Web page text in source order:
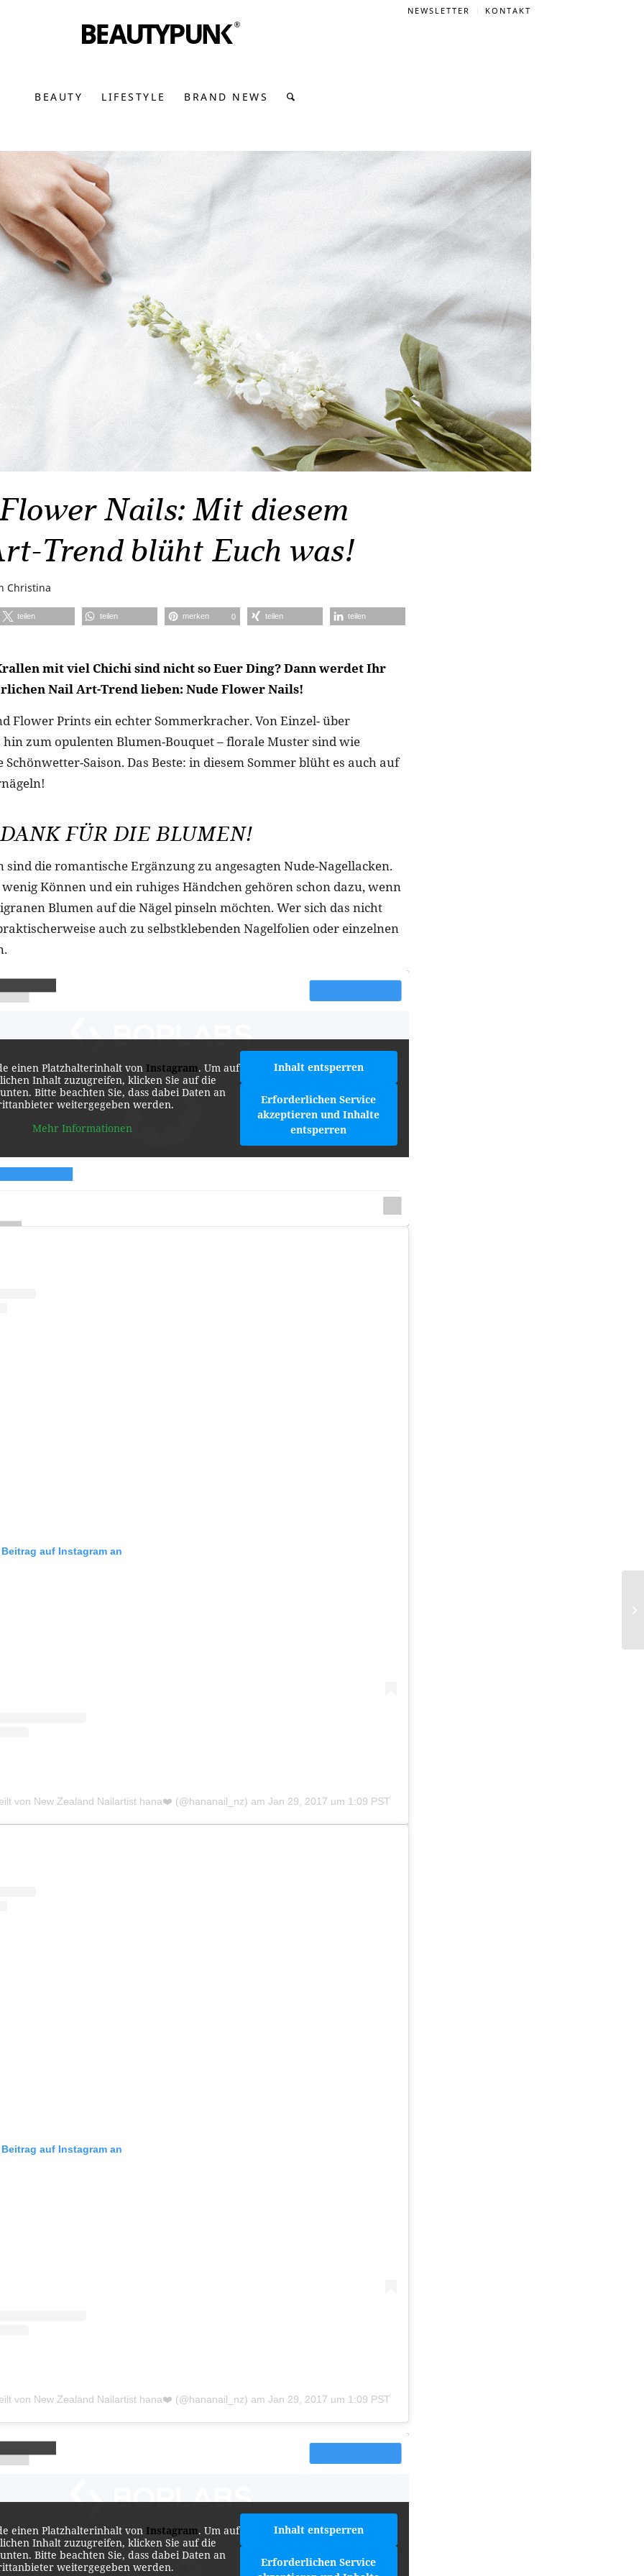
NEWSLETTER KONTAKT
BEAUTY LIFESTYLE BRAND NEWS
Nails: Mit diesem
Trend blüht Euch was!
Christina
teilen teilen merken 0 teilen teilen
mit viel Chichi sind nicht so Euer Ding? Dann werdet Ihr
Nail Art-Trend lieben: Nude Flower Nails!
Flower Prints ein echter Sommerkracher. Von Einzel- über
zum opulenten Blumen-Bouquet – florale Muster sind wie
Schönwetter-Saison. Das Beste: in diesem Sommer blüht es auch auf
FÜR DIE BLUMEN!
sind die romantische Ergänzung zu angesagten Nude-Nagellacken.
wenig Können und ein ruhiges Händchen gehören schon dazu, wenn
Blumen auf die Nägel pinseln möchten. Wer sich das nicht
auch zu selbstklebenden Nagelfolien oder einzelnen
einen Platzhalterinhalt von Instagram. Um auf
Inhalt zuzugreifen, klicken Sie auf die
Bitte beachten Sie, dass dabei Daten an
weitergegeben werden.
Mehr Informationen
Inhalt entsperren
Erforderlichen Service
akzeptieren und Inhalte
entsperren
auf Instagram an
von New Zealand Nailartist hana❤️ (@hananail_nz) am Jan 29, 2017 um 1:09 PST
auf Instagram an
von New Zealand Nailartist hana❤️ (@hananail_nz) am Jan 29, 2017 um 1:09 PST
einen Platzhalterinhalt von Instagram. Um auf
Inhalt zuzugreifen, klicken Sie auf die
Bitte beachten Sie, dass dabei Daten an
weitergegeben werden.
Inhalt entsperren
Erforderlichen Service